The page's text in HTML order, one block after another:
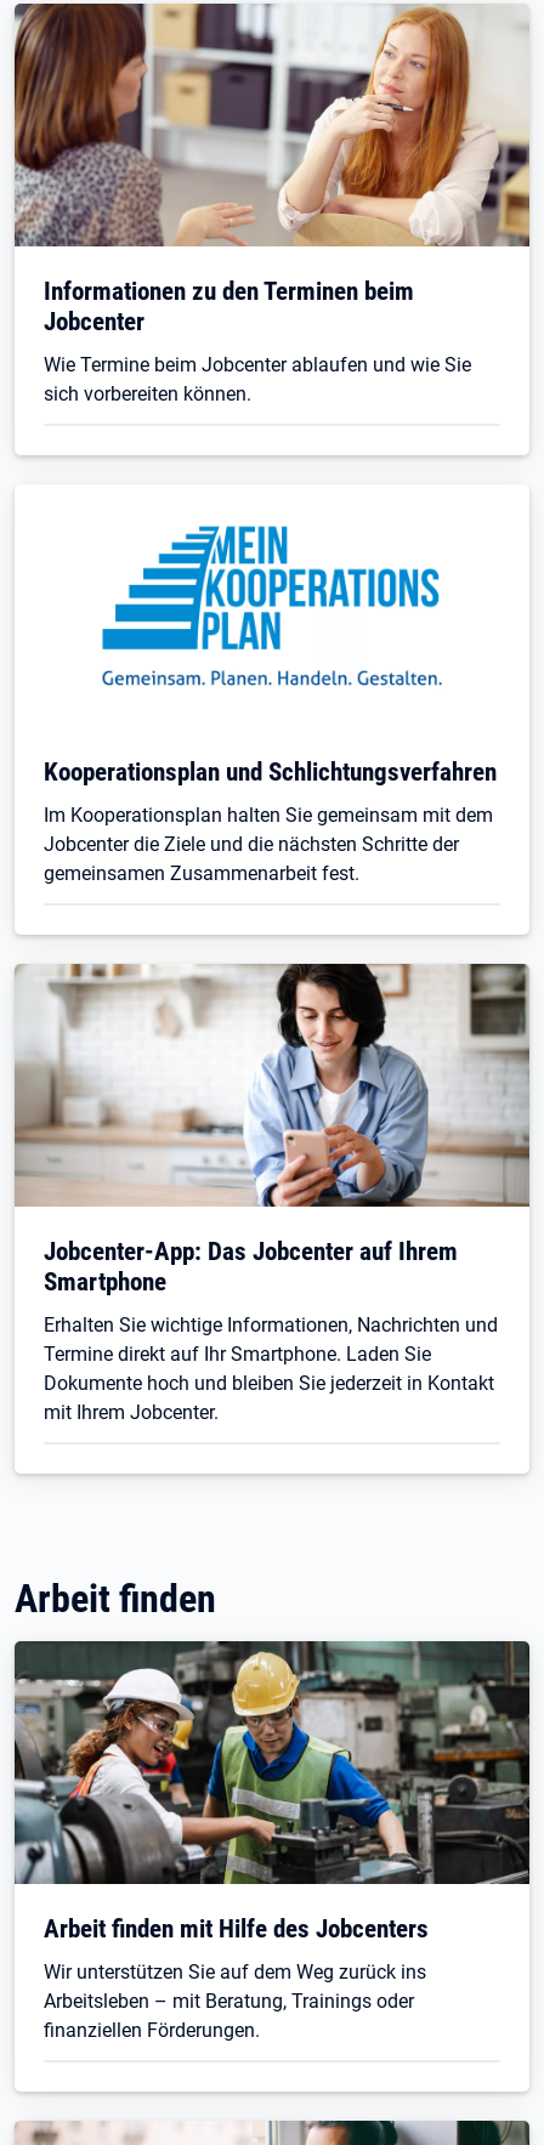
Informationen zu den Terminen beim
Jobcenter
Wie Termine beim Jobcenter ablaufen und wie Sie
sich vorbereiten können.
Kooperationsplan und Schlichtungsverfahren
Im Kooperationsplan halten Sie gemeinsam mit dem
Jobcenter die Ziele und die nächsten Schritte der
gemeinsamen Zusammenarbeit fest.
Jobcenter-App: Das Jobcenter auf Ihrem
Smartphone
Erhalten Sie wichtige Informationen, Nachrichten und
Termine direkt auf Ihr Smartphone. Laden Sie
Dokumente hoch und bleiben Sie jederzeit in Kontakt
mit Ihrem Jobcenter.
Arbeit finden
Arbeit finden mit Hilfe des Jobcenters
Wir unterstützen Sie auf dem Weg zurück ins
Arbeitsleben – mit Beratung, Trainings oder
finanziellen Förderungen.